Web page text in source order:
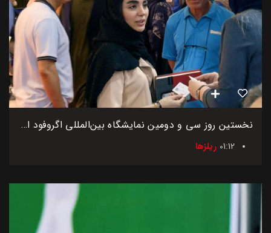
نخستین روز سی و دومین نمایشگاه بین‌المللی اگروفود ایران
01:12 ریلزها